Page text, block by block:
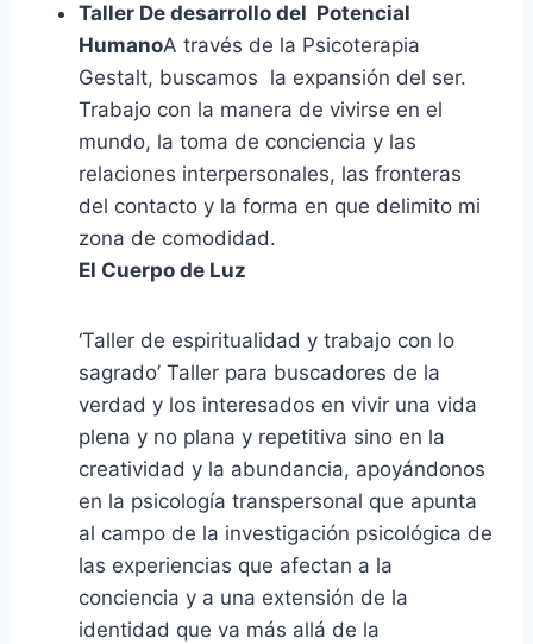
Taller De desarrollo del Potencial
HumanoA través de la Psicoterapia
Gestalt, buscamos la expansión del ser.
Trabajo con la manera de vivirse en el
mundo, la toma de conciencia y las
relaciones interpersonales, las fronteras
del contacto y la forma en que delimito mi
zona de comodidad.
El Cuerpo de Luz
‘Taller de espiritualidad y trabajo con lo
sagrado’ Taller para buscadores de la
verdad y los interesados en vivir una vida
plena y no plana y repetitiva sino en la
creatividad y la abundancia, apoyándonos
en la psicología transpersonal que apunta
al campo de la investigación psicológica de
las experiencias que afectan a la
conciencia y a una extensión de la
identidad que va más allá de la